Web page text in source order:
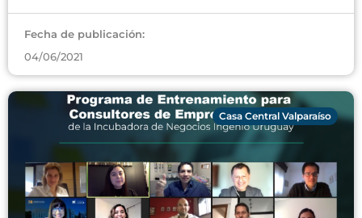
Fecha de publicación:
04/06/2021
Casa Central Valparaíso